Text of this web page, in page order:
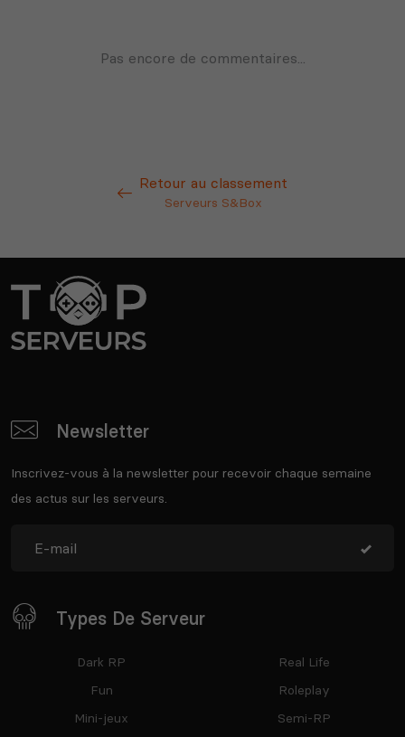
Retour au classement
Serveurs S&Box
Newsletter
Inscrivez-vous à la newsletter pour recevoir chaque semaine
des actus sur les serveurs.
Types De Serveur
Dark RP
Fun
Mini-jeux
Real Life
Roleplay
Semi-RP